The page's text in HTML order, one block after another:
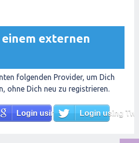
externen
folgenden Provider, um Dich
ohne Dich neu zu registrieren.
Facebook
Login using GoogleLogin using